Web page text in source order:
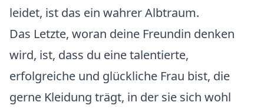
leidet, ist das ein wahrer Albtraum.
Das Letzte, woran deine Freundin denken
wird, ist, dass du eine talentierte,
erfolgreiche und glückliche Frau bist, die
gerne Kleidung trägt, in der sie sich wohl